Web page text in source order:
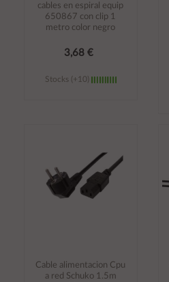
cables en espiral equip
650867 con clip 1
metro color negro
3,68 €
Stocks (+10)
Cable alimentacion Cpu
a red Schuko 1.5m